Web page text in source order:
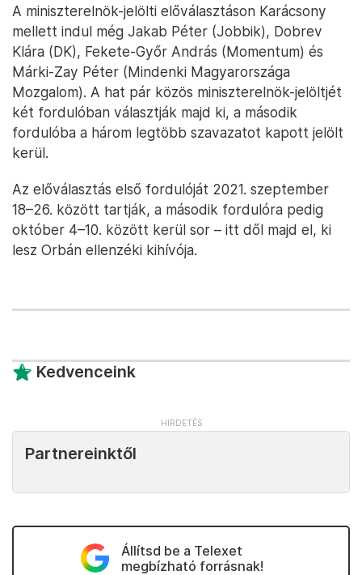
A miniszterelnök-jelölti előválasztáson Karácsony
mellett indul még Jakab Péter (Jobbik), Dobrev
Klára (DK), Fekete-Győr András (Momentum) és
Márki-Zay Péter (Mindenki Magyarországa
Mozgalom). A hat pár közös miniszterelnök-jelöltjét
két fordulóban választják majd ki, a második
fordulóba a három legtöbb szavazatot kapott jelölt
kerül.
Az előválasztás első fordulóját 2021. szeptember
18–26. között tartják, a második fordulóra pedig
október 4–10. között kerül sor – itt dől majd el, ki
lesz Orbán ellenzéki kihívója.
Kedvenceink
Partnereinktől
Állítsd be a Telexet
megbízható forrásnak!